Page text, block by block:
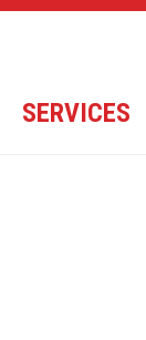
SERVICES